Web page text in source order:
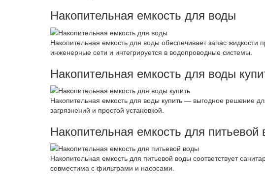
Накопительная емкость для воды
Накопительная емкость для воды обеспечивает запас
инженерные сети и интегрируется в водопроводные системы.
Накопительная емкость для воды
Накопительная емкость для воды купить — выгодное решение
загрязнений и простой установкой.
Накопительная емкость для питьевой
Накопительная емкость для питьевой воды соответствует
совместима с фильтрами и насосами.